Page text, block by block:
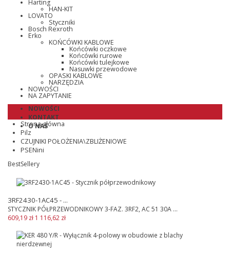
Harting
HAN-KIT
LOVATO
Styczniki
Bosch Rexroth
Erko
KOŃCÓWKI KABLOWE
Końcówki oczkowe
Końcówki rurowe
Końcówki tulejkowe
Nasuwki przewodowe
OPASKI KABLOWE
NARZĘDZIA
NOWOŚCI
NA ZAPYTANIE
NOWOŚCI
KONTAKT
O NAS
Strona główna
Pilz
CZUJNIKI POŁOŻENIA\ZBLIŻENIOWE
PSENini
BestSellery
3RF2430-1AC45 - ...
STYCZNIK PÓŁPRZEWODNIKOWY 3-FAZ. 3RF2, AC 51 30A ...
609,19 zł 1 116,62 zł